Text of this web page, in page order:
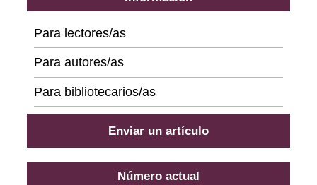
Para lectores/as
Para autores/as
Para bibliotecarios/as
Enviar un artículo
Número actual